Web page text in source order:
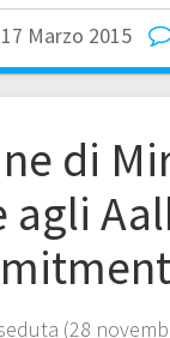
17 Marzo 2015
di
agli
(28